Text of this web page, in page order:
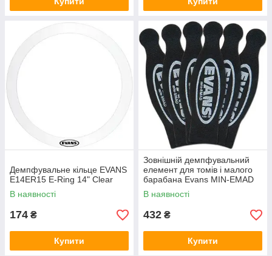
Демпфувальне кільце EVANS
E14ER15 E-Ring 14" Clear
В наявності
174 ₴
Купити
Зовнішній демпфувальний
елемент для томів і малого
барабана Evans MIN-EMAD
В наявності
432 ₴
Купити